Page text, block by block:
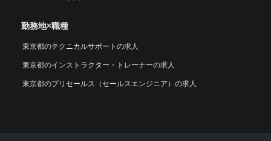
勤務地×職種
東京都のテクニカルサポートの求人
東京都のインストラクター・トレーナーの求人
東京都のプリセールス（セールスエンジニア）の求人